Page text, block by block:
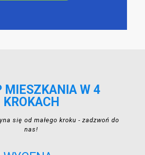
MIESZKANIA W 4
KROKACH
się od małego kroku - zadzwoń do
nas!